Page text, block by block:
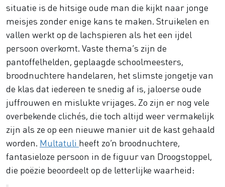
situatie is de hitsige oude man die kijkt naar jonge
meisjes zonder enige kans te maken. Struikelen en
vallen werkt op de lachspieren als het een ijdel
persoon overkomt. Vaste thema’s zijn de
pantoffelhelden, geplaagde schoolmeesters,
broodnuchtere handelaren, het slimste jongetje van
de klas dat iedereen te snedig af is, jaloerse oude
juffrouwen en mislukte vrijages. Zo zijn er nog vele
overbekende clichés, die toch altijd weer vermakelijk
zijn als ze op een nieuwe manier uit de kast gehaald
worden. Multatuli heeft zo’n broodnuchtere,
fantasieloze persoon in de figuur van Droogstoppel,
die poëzie beoordeelt op de letterlijke waarheid: